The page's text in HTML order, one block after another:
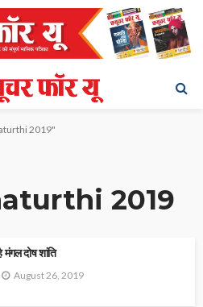
2019"
2019
दोष शांति
August 26, 2019